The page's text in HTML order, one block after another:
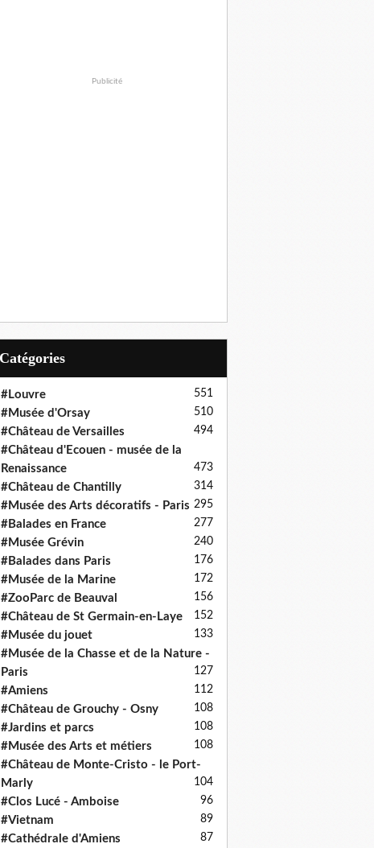
Publicité
Catégories
#Louvre 551
#Musée d'Orsay 510
#Château de Versailles 494
#Château d'Ecouen - musée de la
Renaissance
473
#Château de Chantilly 314
#Musée des Arts décoratifs - Paris 295
#Balades en France 277
#Musée Grévin 240
#Balades dans Paris 176
#Musée de la Marine 172
#ZooParc de Beauval 156
#Château de St Germain-en-Laye 152
#Musée du jouet 133
#Musée de la Chasse et de la Nature -
Paris
127
#Amiens 112
#Château de Grouchy - Osny 108
#Jardins et parcs 108
#Musée des Arts et métiers 108
#Château de Monte-Cristo - le Port-
Marly
104
#Clos Lucé - Amboise 96
#Vietnam 89
#Cathédrale d'Amiens 87